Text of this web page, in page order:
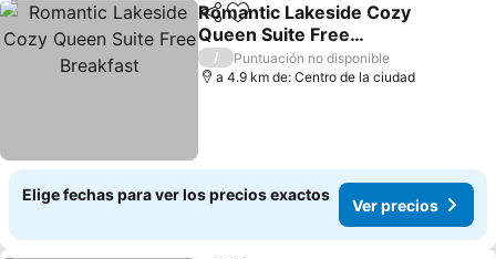
CompartirAgregar a favoritos
Romantic Lakeside Cozy
Queen Suite Free
Breakfast
Ver precios
/
Puntuación no disponible
a 4.9 km de: Centro de la ciudad
Elige fechas para ver los precios exactos
Ver precios